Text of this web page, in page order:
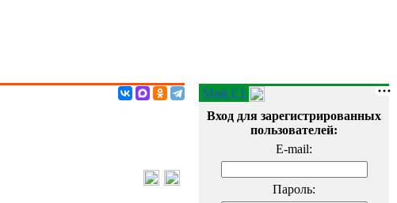
Мой E1
Вход для зарегистрированных
пользователей:
E-mail:
Пароль: